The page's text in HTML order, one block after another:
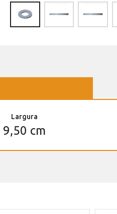
Largura
9,50 cm